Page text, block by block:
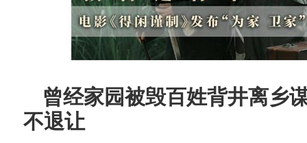
曾经家园被毁百姓背井离乡
不退让